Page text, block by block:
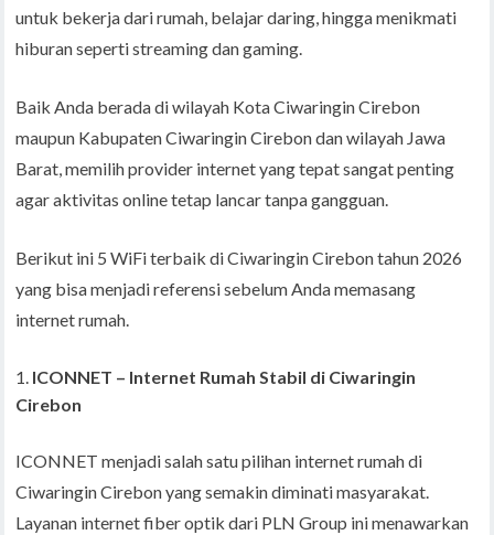
untuk bekerja dari rumah, belajar daring, hingga menikmati
hiburan seperti streaming dan gaming.
Baik Anda berada di wilayah Kota Ciwaringin Cirebon
maupun Kabupaten Ciwaringin Cirebon dan wilayah Jawa
Barat, memilih provider internet yang tepat sangat penting
agar aktivitas online tetap lancar tanpa gangguan.
Berikut ini 5 WiFi terbaik di Ciwaringin Cirebon tahun 2026
yang bisa menjadi referensi sebelum Anda memasang
internet rumah.
ICONNET – Internet Rumah Stabil di Ciwaringin
Cirebon
ICONNET menjadi salah satu pilihan internet rumah di
Ciwaringin Cirebon yang semakin diminati masyarakat.
Layanan internet fiber optik dari PLN Group ini menawarkan